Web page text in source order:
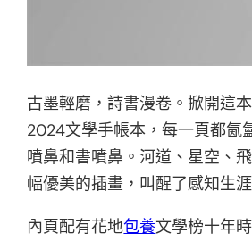
古墨輕磨，詩書漫卷。掀開這
2024文學手帳本，每一頁都氤
噴鼻和書噴鼻。河道、星空、
幅優美的插畫，叫醒了感知生
內頁配有花地包養文學榜十年